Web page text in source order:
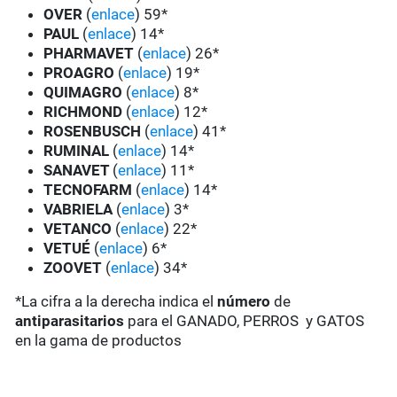
OVER (enlace) 59*
PAUL (enlace) 14*
PHARMAVET (enlace) 26*
PROAGRO (enlace) 19*
QUIMAGRO (enlace) 8*
RICHMOND (enlace) 12*
ROSENBUSCH (enlace) 41*
RUMINAL (enlace) 14*
SANAVET (enlace) 11*
TECNOFARM (enlace) 14*
VABRIELA(enlace) 3*
VETANCO (enlace) 22*
VETUÉ (enlace) 6*
ZOOVET (enlace) 34*
*La cifra a la derecha indica elnúmero de
antiparasitarios para el GANADO, PERROS y GATOS
en la gama de productos